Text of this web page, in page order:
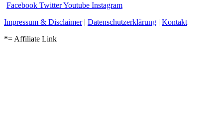
Facebook TwitterYoutube Instagram
Impressum & Disclaimer| Datenschutzerklärung | Kontakt
*= Affiliate Link